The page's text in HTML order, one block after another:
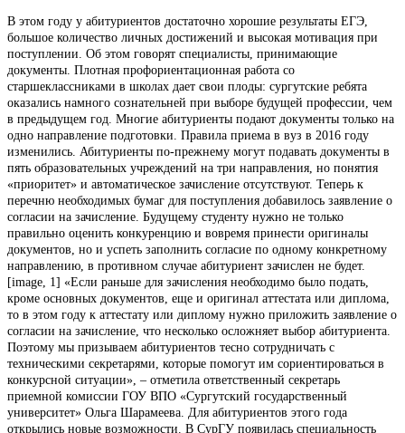
В этом году у абитуриентов достаточно хорошие результаты ЕГЭ,
большое количество личных достижений и высокая мотивация при
поступлении. Об этом говорят специалисты, принимающие
документы. Плотная профориентационная работа со
старшеклассниками в школах дает свои плоды: сургутские ребята
оказались намного сознательней при выборе будущей профессии, чем
в предыдущем год. Многие абитуриенты подают документы только на
одно направление подготовки. Правила приема в вуз в 2016 году
изменились. Абитуриенты по-прежнему могут подавать документы в
пять образовательных учреждений на три направления, но понятия
«приоритет» и автоматическое зачисление отсутствуют. Теперь к
перечню необходимых бумаг для поступления добавилось заявление о
согласии на зачисление. Будущему студенту нужно не только
правильно оценить конкуренцию и вовремя принести оригиналы
документов, но и успеть заполнить согласие по одному конкретному
направлению, в противном случае абитуриент зачислен не будет.
[image, 1] «Если раньше для зачисления необходимо было подать,
кроме основных документов, еще и оригинал аттестата или диплома,
то в этом году к аттестату или диплому нужно приложить заявление о
согласии на зачисление, что несколько осложняет выбор абитуриента.
Поэтому мы призываем абитуриентов тесно сотрудничать с
техническими секретарями, которые помогут им сориентироваться в
конкурсной ситуации», – отметила ответственный секретарь
приемной комиссии ГОУ ВПО «Сургутский государственный
университет» Ольга Шарамеева. Для абитуриентов этого года
открылись новые возможности. В СурГУ появилась специальность